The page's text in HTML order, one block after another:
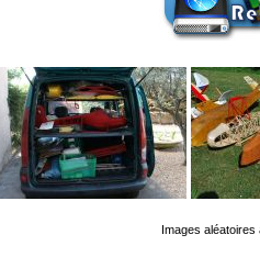
Images aléatoires